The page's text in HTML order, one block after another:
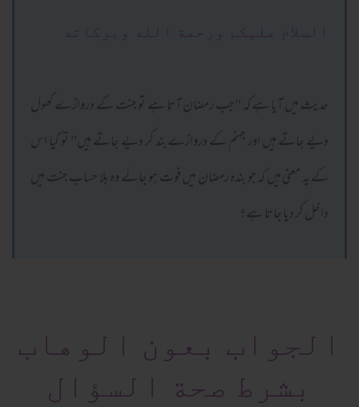
السلام عليكم ورحمة الله وبركاته
حدیث میں آیا ہے کہ "جب رمضان آتا ہے تو جنت کے دروازے کھول
دیے جاتے ہیں اور جہنم کے دروازے بند کر دیے جاتے ہیں" تو کیا اس
کے یہ معنی ہیں کہ جو بندہ رمضان میں فوت ہو جائے وہ بلا حساب جنت میں
داخل کر دیا جاتا ہے؟
الجواب بعون الوهاب
بشرط صحة السؤال